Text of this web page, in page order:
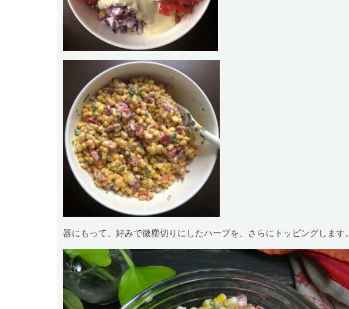
器にもって、好みで微塵切りにしたハーブを、さらにトッピングします。